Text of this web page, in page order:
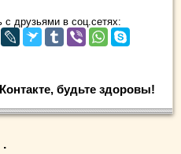
с друзьями в соц.сетях:
будьте здоровы!
.